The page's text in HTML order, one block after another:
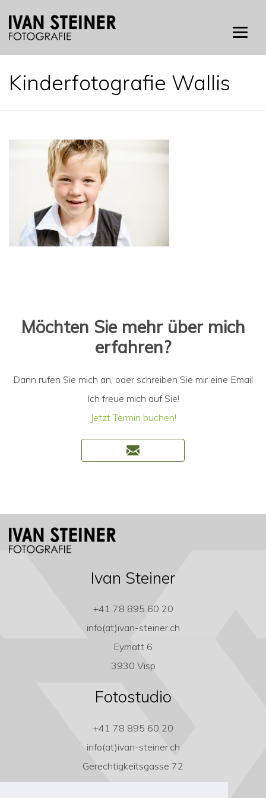
Kinderfotografie Wallis
Möchten Sie mehr über mich
erfahren?
Dann rufen Sie mich an, oder schreiben Sie mir eine Email
Ich freue mich auf Sie!
Jetzt Termin buchen!
Ivan Steiner
+41 78 895 60 20
info(at)ivan-steiner.ch
Eymatt 6
3930 Visp
Fotostudio
+41 78 895 60 20
info(at)ivan-steiner.ch
Gerechtigkeitsgasse 72
3011 Bern